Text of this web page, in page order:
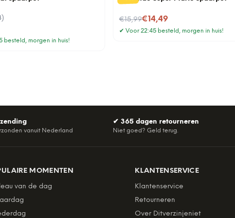
)
besteld, morgen in huis!
€15,99
Nu voor€14,49
✔ Voor 22:45 besteld, morgen in huis!
vanuit Nederland
✔ 365 dagen retourneren
Niet goed? Geld terug.
MOMENTEN
van de dag
KLANTENSERVICE
Klantenservice
Retourneren
Over Ditverzinjeniet